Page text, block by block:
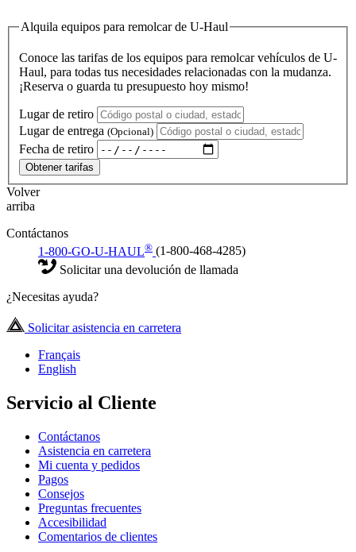
Alquila equipos para remolcar de U-Haul
Conoce las tarifas de los equipos para remolcar vehículos de U-
Haul, para todas tus necesidades relacionadas con la mudanza.
¡Reserva o guarda tu presupuesto hoy mismo!
Lugar de retiro
Lugar de entrega (Opcional)
Fecha de retiro
Obtener tarifas
Volver
arriba
Contáctanos
1-800-GO-U-HAUL® (1-800-468-4285)
Solicitar una devolución de llamada
¿Necesitas ayuda?
Solicitar asistencia en carretera
Français
English
Servicio al Cliente
Contáctanos
Asistencia en carretera
Mi cuenta y pedidos
Pagos
Consejos
Preguntas frecuentes
Accesibilidad
Comentarios de clientes